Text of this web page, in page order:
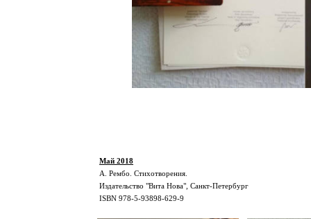
Май 2018
А. Рембо. Стихотворения.
Издательство "Вита Нова", Санкт-Петербург
ISBN 978-5-93898-629-9